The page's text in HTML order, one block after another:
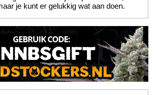
je kunt er gelukkig wat aan doen.